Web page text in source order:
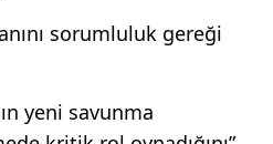
sorumluluk gereği
yeni savunma